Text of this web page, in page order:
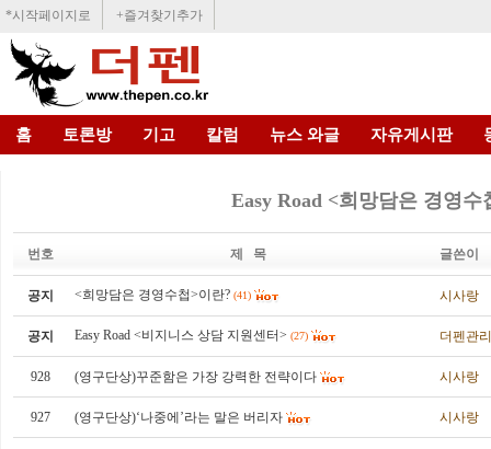
*시작페이지로 +즐겨찾기추가
홈 토론방 기고 칼럼 뉴스 와글 자유게시판
Easy Road <희망담은 경영
번호 제 목 글쓴이
공지 <희망담은 경영수첩>이란? (41) 시사랑
공지 Easy Road <비지니스 상담 지원센터> (27) 더펜관
928 (영구단상)꾸준함은 가장 강력한 전략이다 시사랑
927 (영구단상)‘나중에’라는 말은 버리자 시사랑